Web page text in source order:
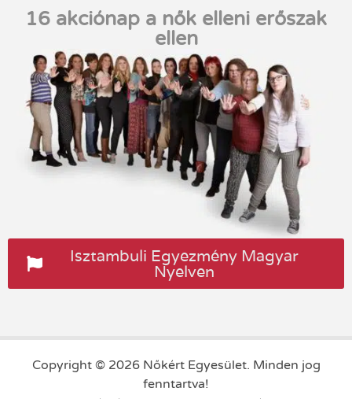
16 akciónap a nők elleni erőszak
ellen
Isztambuli Egyezmény Magyar
Nyelven
Copyright © 2026 Nőkért Egyesület. Minden jog
fenntartva!